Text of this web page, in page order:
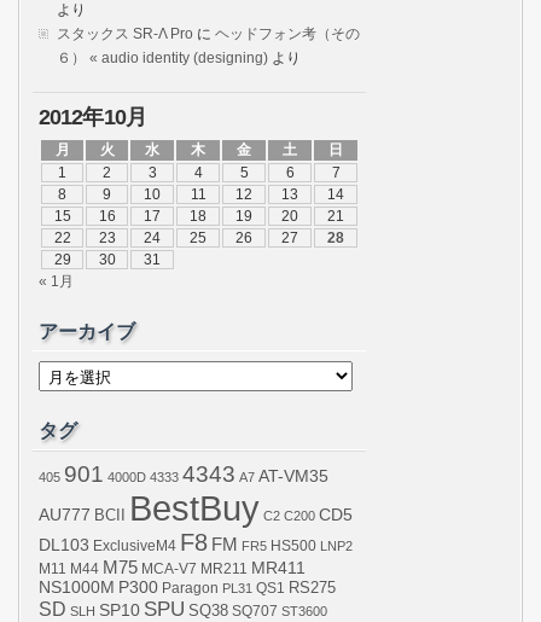
より
スタックス SR-Λ Pro に ヘッドフォン考（その
６） « audio identity (designing) より
2012年10月
月 火 水 木 金 土
日
1
2 3 4 5 6
7
8
9 10 11 12 13
14
15
16 17 18 19 20
21
22
23 24 25 26 27
28
29
30
31
« 1月
アーカイブ
ア
イ
ブ
タグ
405 901 4000D 4333 4343 A7 AT-VM35
AU777 BCII BestBuy C2 C200 CD5
DL103 ExclusiveM4 F8 FM FR5 HS500 LNP2
M11
M44 M75 MCA-V7 MR211 MR411
NS1000M P300 Paragon PL31 QS1 RS275
SD SLH SP10 SPU SQ38 SQ707 ST3600